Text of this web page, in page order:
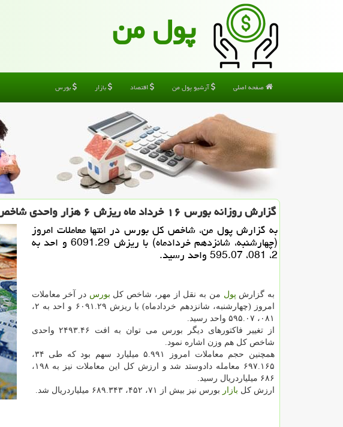
پول من
صفحه اصلی آرشیو پول من اقتصاد بازار بورس
گزارش روزانه بورس ۱۶ خرداد ماه ریزش ۶ هزار واحدی شاخص کل
به گزارش پول من، شاخص کل بورس در انتها معاملات امروز
(چهارشنبه، شانزدهم خردادماه) با ریزش 6091.29 و احد به
2، 081، 595.07 واحد رسید.
به گزارش پول من به نقل از مهر، شاخص کل بورس در آخر معاملات
امروز (چهارشنبه، شانزدهم خردادماه) با ریزش ۶۰۹۱.۲۹ و احد به ۲،
۰۸۱، ۵۹۵.۰۷ واحد رسید.
از تغییر فاکتورهای دیگر بورس می توان به افت ۲۴۹۳.۴۶ واحدی
شاخص کل هم وزن اشاره نمود.
همچنین حجم معاملات امروز ۵.۹۹۱ میلیارد سهم بود که طی ۳۴،
۶۹۷.۱۶۵ معامله دادوستد شد و ارزش کل این معاملات نیز به ۱۹۸،
۶۸۶ میلیاردریال رسید.
ارزش کل بازار بورس نیز بیش از ۷۱، ۴۵۲، ۶۸۹.۳۴۳ میلیاردریال شد.